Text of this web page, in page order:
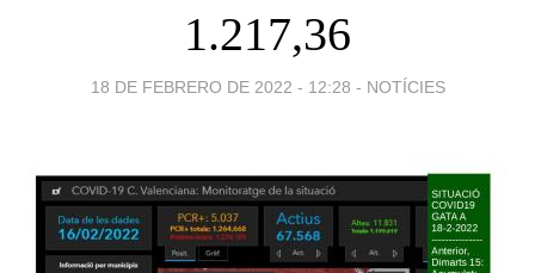
1.217,36
18 DE FEBRERO DE 2022 - 12:28 - NOTÍCIES